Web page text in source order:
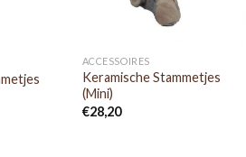
ACCESSOIRES
Keramische Stammetjes
(Mini)
€28,20